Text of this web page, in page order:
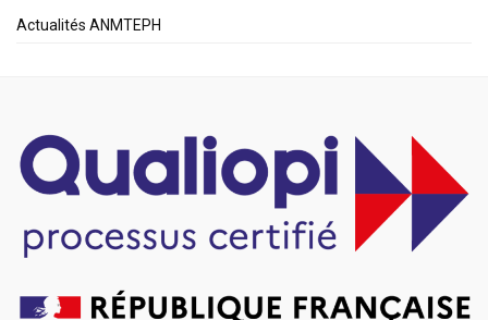
Actualités ANMTEPH